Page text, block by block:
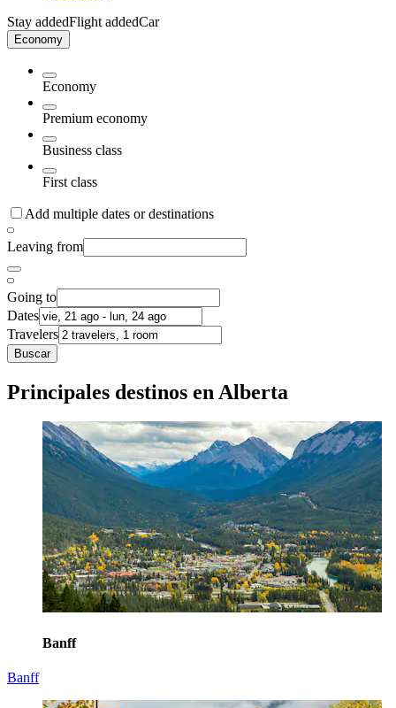
Stay addedFlight addedCar
Economy
Economy
Premium economy
Business class
First class
Add multiple dates or destinations
Leaving from
Going to
Dates
Travelers
Buscar
Principales destinos en Alberta
Banff
Banff